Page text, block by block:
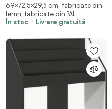
Sonoma 72,5 x 29,5 x 69 cm
Lemn compozit
69×72,5×29,5 cm, fabricate din
lemn, fabricate din PAL
În stoc
Livrare gratuită